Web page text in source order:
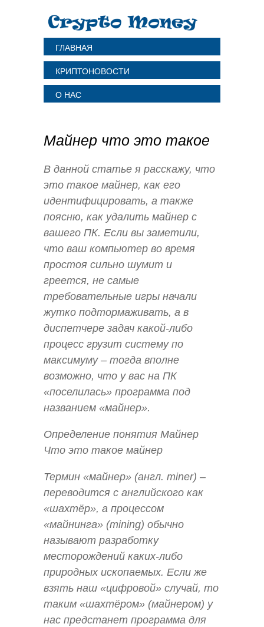
ГЛАВНАЯ
КРИПТОНОВОСТИ
О НАС
Майнер что это такое
В данной статье я расскажу, что
это такое майнер, как его
идентифицировать, а также
поясню, как удалить майнер с
вашего ПК. Если вы заметили,
что ваш компьютер во время
простоя сильно шумит и
греется, не самые
требовательные игры начали
жутко подтормаживать, а в
диспетчере задач какой-либо
процесс грузит систему по
максимуму – тогда вполне
возможно, что у вас на ПК
«поселилась» программа под
названием «майнер».
Определение понятия Майнер
Что это такое майнер
Термин «майнер» (англ. miner) –
переводится с английского как
«шахтёр», а процессом
«майнинга» (mining) обычно
называют разработку
месторождений каких-либо
природных ископаемых. Если же
взять наш «цифровой» случай, то
таким «шахтёром» (майнером) у
нас предстанет программа для